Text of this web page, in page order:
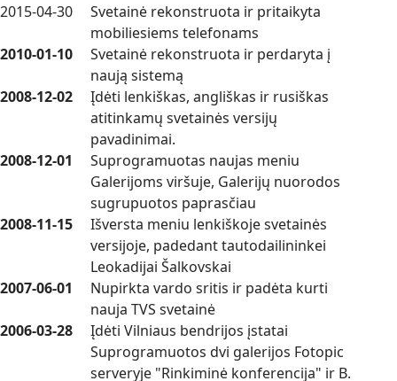
2015-04-30
Svetainė rekonstruota ir pritaikyta
mobiliesiems telefonams
2010-01-10
Svetainė rekonstruota ir perdaryta į
naują sistemą
2008-12-02
Įdėti lenkiškas, angliškas ir rusiškas
atitinkamų svetainės versijų
pavadinimai.
2008-12-01
Suprogramuotas naujas meniu
Galerijoms viršuje, Galerijų nuorodos
sugrupuotos paprasčiau
2008-11-15
Išversta meniu lenkiškoje svetainės
versijoje, padedant tautodailininkei
Leokadijai Šalkovskai
2007-06-01
Nupirkta vardo sritis ir padėta kurti
nauja TVS svetainė
2006-03-28
Įdėti Vilniaus bendrijos įstatai
Suprogramuotos dvi galerijos Fotopic
serveryje "Rinkiminė konferencija" ir B.